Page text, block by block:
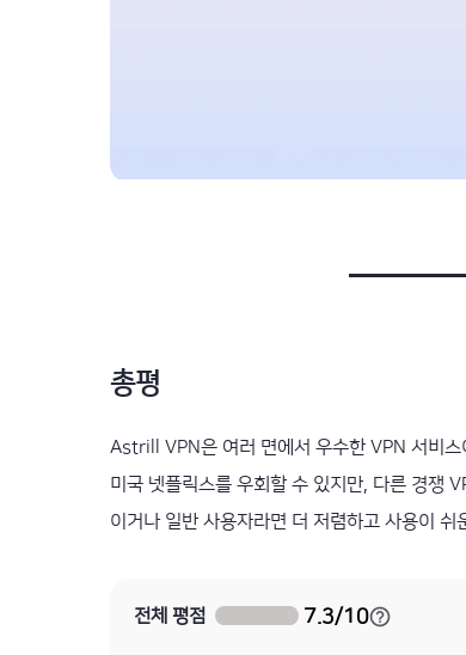
총평
Astrill VPN은 여러 면에서 우수한 VPN 서비스
미국 넷플릭스를 우회할 수 있지만, 다른 경쟁
이거나 일반 사용자라면 더 저렴하고 사용이
전체 평점 7.3/10